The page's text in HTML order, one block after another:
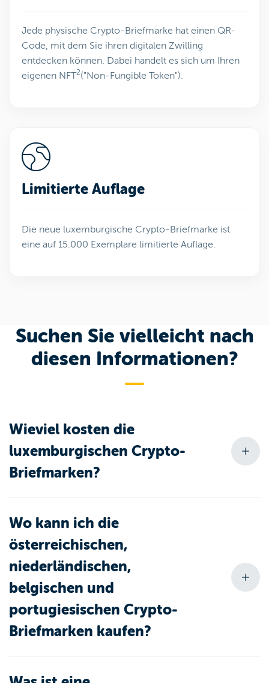
Jede physische Crypto-Briefmarke hat einen QR-
Code, mit dem Sie ihren digitalen Zwilling
entdecken können. Dabei handelt es sich um Ihren
eigenen NFT2("Non-Fungible Token").
Limitierte Auflage
Die neue luxemburgische Crypto-Briefmarke ist
eine auf 15.000 Exemplare limitierte Auflage.
Suchen Sie vielleicht nach
diesen Informationen?
Wieviel kosten die
luxemburgischen Crypto-
Briefmarken?
Wo kann ich die
österreichischen,
niederländischen,
belgischen und
portugiesischen Crypto-
Briefmarken kaufen?